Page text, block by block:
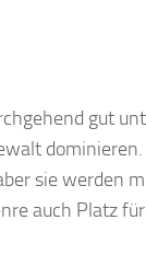
gut
sie werden
auch Platz